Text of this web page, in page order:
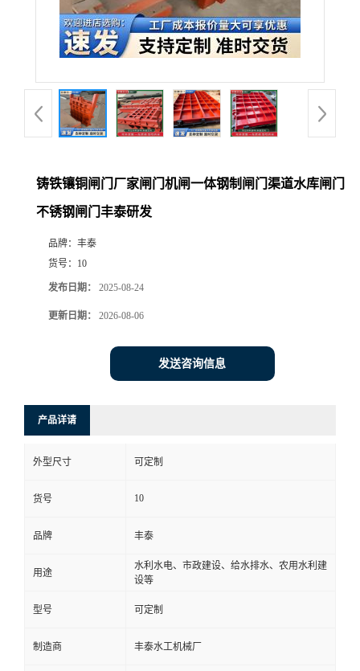
铸铁镶铜闸门厂家闸门机闸一体钢制闸门渠道水库闸门
不锈钢闸门丰泰研发
品牌： 丰泰
货号： 10
发布日期： 2025-08-24
更新日期： 2026-08-06
发送咨询信息
产品详请
外型尺寸 可定制
货号 10
品牌 丰泰
用途
水利水电、市政建设、给水排水、农用水利建
设等
型号 可定制
制造商 丰泰水工机械厂